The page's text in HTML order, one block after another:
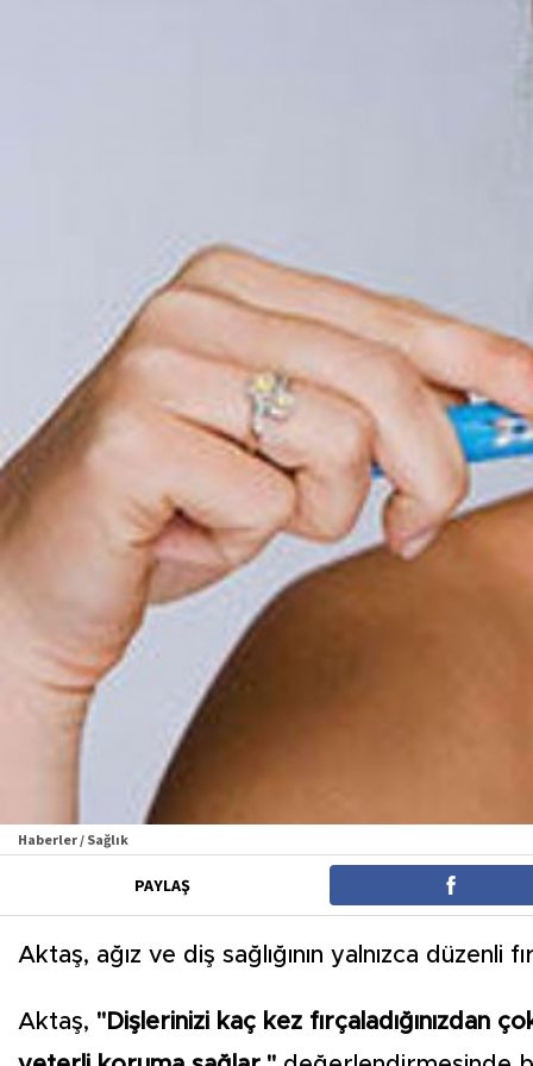
Haberler / Sağlık
PAYLAŞ
Aktaş, ağız ve diş sağlığının yalnızca
Aktaş, "Dişlerinizi kaç kez fırçaladığınızdan